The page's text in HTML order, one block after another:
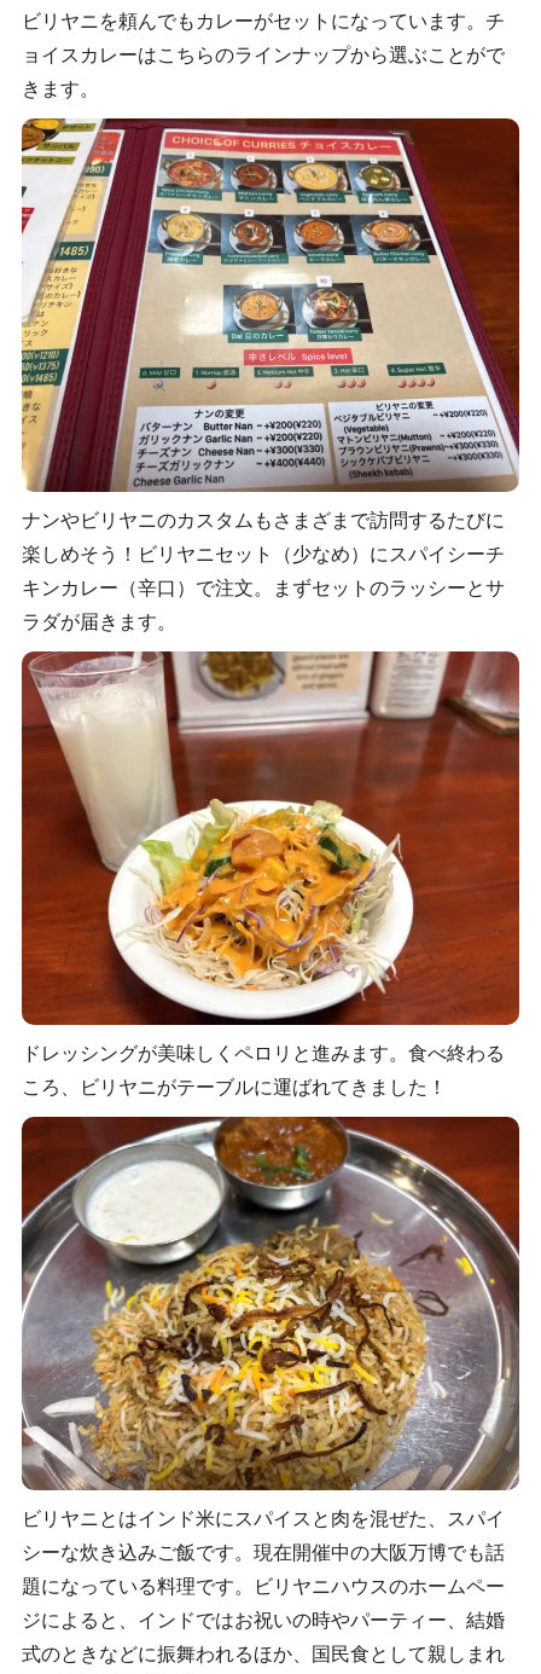
ビリヤニを頼んでもカレーがセットになっています。チ
ョイスカレーはこちらのラインナップから選ぶことがで
きます。
ナンやビリヤニのカスタムもさまざまで訪問するたびに
楽しめそう！ビリヤニセット（少なめ）にスパイシーチ
キンカレー（辛口）で注文。まずセットのラッシーとサ
ラダが届きます。
ドレッシングが美味しくペロリと進みます。食べ終わる
ころ、ビリヤニがテーブルに運ばれてきました！
ビリヤニとはインド米にスパイスと肉を混ぜた、スパイ
シーな炊き込みご飯です。現在開催中の大阪万博でも話
題になっている料理です。ビリヤニハウスのホームペー
ジによると、インドではお祝いの時やパーティー、結婚
式のときなどに振舞われるほか、国民食として親しまれ